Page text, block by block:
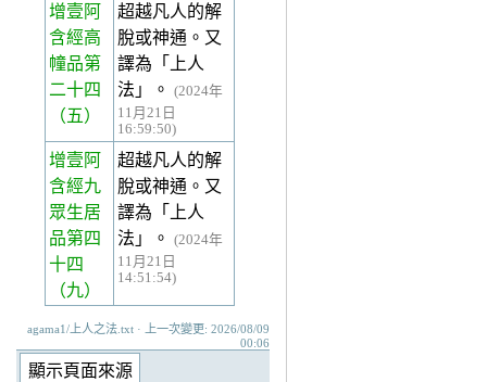
增壹阿
含經高
幢品第
二十四
（五）
超越凡人的解
脫或神通。又
譯為「上人
法」。
(2024年
11月21日
16:59:50)
增壹阿
含經九
眾生居
品第四
十四
（九）
超越凡人的解
脫或神通。又
譯為「上人
法」。
(2024年
11月21日
14:51:54)
agama1/上人之法.txt · 上一次變更: 2026/08/09
00:06